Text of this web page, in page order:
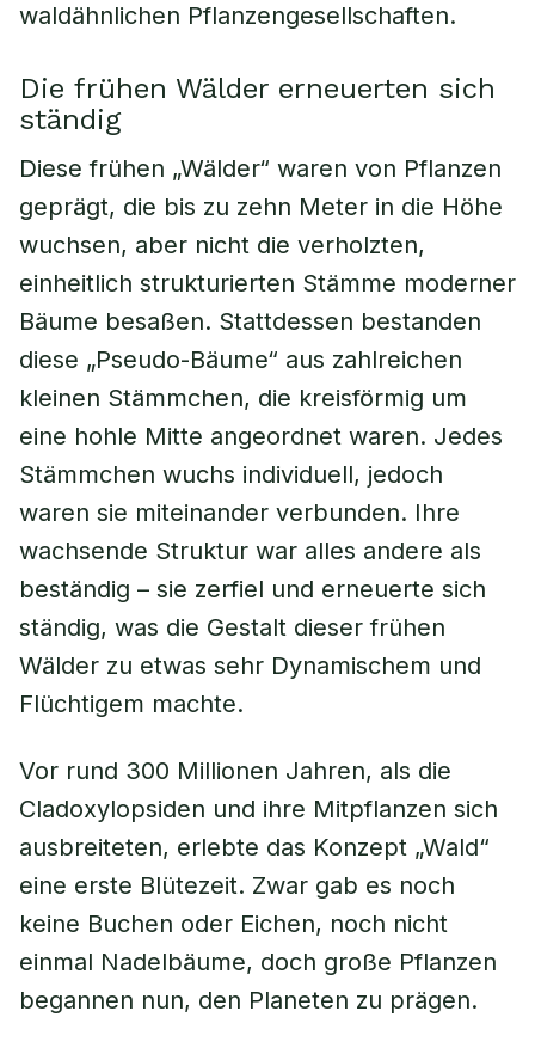
waldähnlichen Pflanzengesellschaften.
Die frühen Wälder erneuerten sich
ständig
Diese frühen „Wälder“ waren von Pflanzen
geprägt, die bis zu zehn Meter in die Höhe
wuchsen, aber nicht die verholzten,
einheitlich strukturierten Stämme moderner
Bäume besaßen. Stattdessen bestanden
diese „Pseudo-Bäume“ aus zahlreichen
kleinen Stämmchen, die kreisförmig um
eine hohle Mitte angeordnet waren. Jedes
Stämmchen wuchs individuell, jedoch
waren sie miteinander verbunden. Ihre
wachsende Struktur war alles andere als
beständig – sie zerfiel und erneuerte sich
ständig, was die Gestalt dieser frühen
Wälder zu etwas sehr Dynamischem und
Flüchtigem machte.
Vor rund 300 Millionen Jahren, als die
Cladoxylopsiden und ihre Mitpflanzen sich
ausbreiteten, erlebte das Konzept „Wald“
eine erste Blütezeit. Zwar gab es noch
keine Buchen oder Eichen, noch nicht
einmal Nadelbäume, doch große Pflanzen
begannen nun, den Planeten zu prägen.